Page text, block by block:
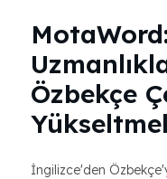
Özbekçe
İngilizce'den